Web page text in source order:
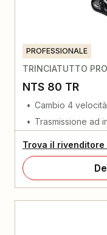
PROFESSIONALE
TRINCIATUTTO
NTS 80 TR
Cambio 4
Trasmissione ad
Trova il rivenditore